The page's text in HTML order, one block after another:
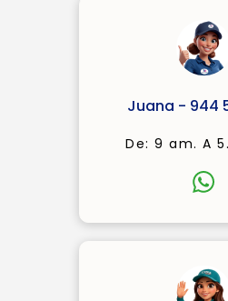
Juana - 944
De: 9 am. A